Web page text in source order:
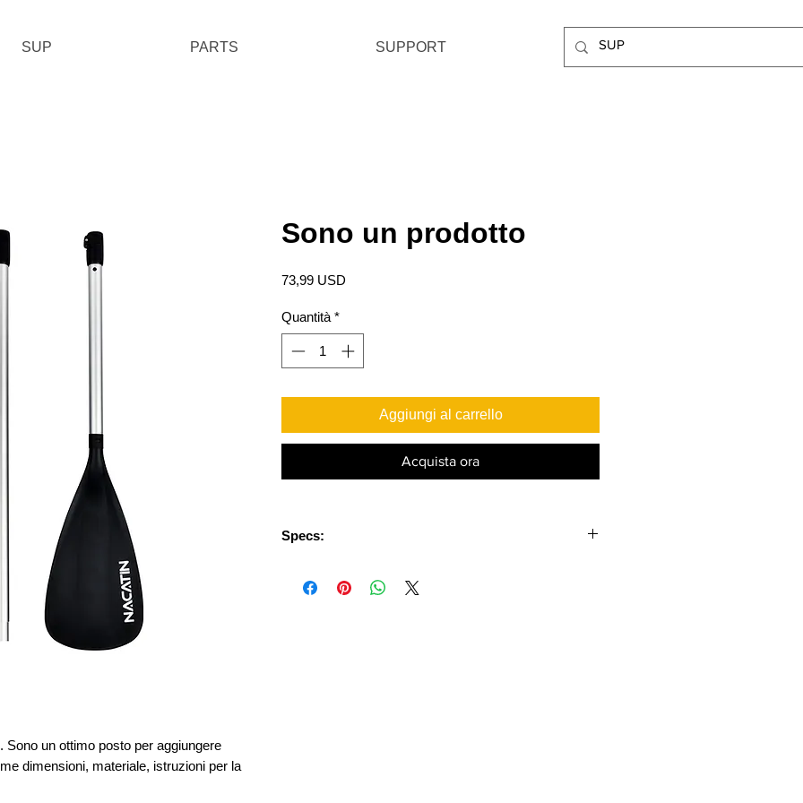
SUP PARTS SUPPORT
un ottimo posto per aggiungere
dimensioni, materiale, istruzioni per la
Sono un prodotto
73,99 USD
Quantità *
Aggiungi al carrello
Acquista ora
Specs:
Package Size(L x W x H): 91*23*5 cm